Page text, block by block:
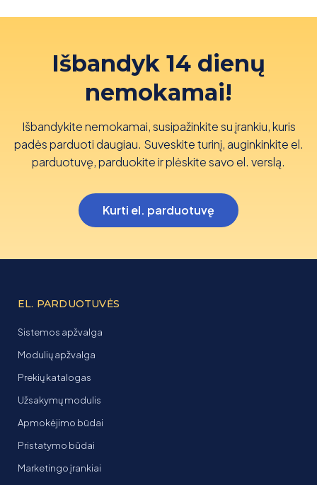
Išbandyk 14 dienų
nemokamai!
Išbandykite nemokamai, susipažinkite su įrankiu, kuris
padės parduoti daugiau. Suveskite turinį, auginkinkite el.
parduotuvę, parduokite ir plėskite savo el. verslą.
Kurti el. parduotuvę
EL. PARDUOTUVĖS
Sistemos apžvalga
Modulių apžvalga
Prekių katalogas
Užsakymų modulis
Apmokėjimo būdai
Pristatymo būdai
Marketingo įrankiai